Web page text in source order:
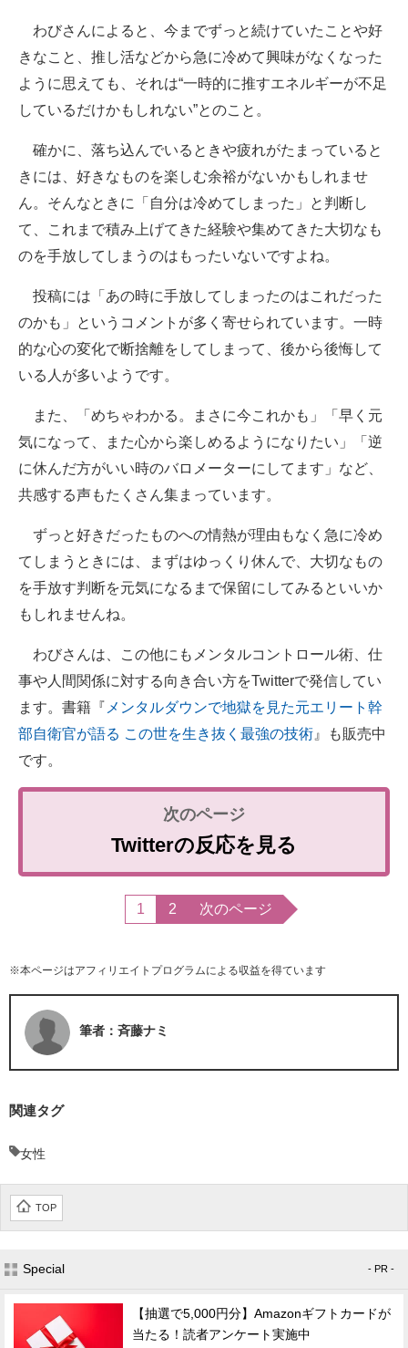
わびさんによると、今までずっと続けていたことや好
きなこと、推し活などから急に冷めて興味がなくなった
ように思えても、それは“一時的に推すエネルギーが不足
しているだけかもしれない”とのこと。
確かに、落ち込んでいるときや疲れがたまっていると
きには、好きなものを楽しむ余裕がないかもしれませ
ん。そんなときに「自分は冷めてしまった」と判断し
て、これまで積み上げてきた経験や集めてきた大切なも
のを手放してしまうのはもったいないですよね。
投稿には「あの時に手放してしまったのはこれだった
のかも」というコメントが多く寄せられています。一時
的な心の変化で断捨離をしてしまって、後から後悔して
いる人が多いようです。
また、「めちゃわかる。まさに今これかも」「早く元
気になって、また心から楽しめるようになりたい」「逆
に休んだ方がいい時のバロメーターにしてます」など、
共感する声もたくさん集まっています。
ずっと好きだったものへの情熱が理由もなく急に冷め
てしまうときには、まずはゆっくり休んで、大切なもの
を手放す判断を元気になるまで保留にしてみるといいか
もしれませんね。
わびさんは、この他にもメンタルコントロール術、仕
事や人間関係に対する向き合い方をTwitterで発信してい
ます。書籍『 メンタルダウンで地獄を見た元エリート幹
部自衛官が語る この世を生き抜く最強の技術 』も販売中
です。
Twitterの反応を見る
1 2 次のページ
※本ページはアフィリエイトプログラムによる収益を得ています
筆者：斉藤ナミ
関連タグ
女性
TOP
Special - PR -
【抽選で5,000円分】Amazonギフトカードが
当たる！読者アンケート実施中